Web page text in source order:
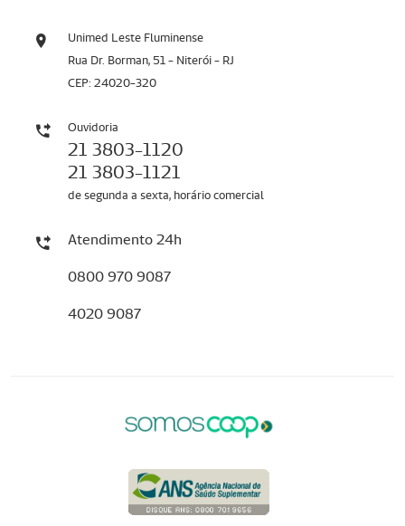
Unimed Leste Fluminense
Rua Dr. Borman, 51 - Niterói - RJ
CEP: 24020-320
Ouvidoria
21 3803-1120
21 3803-1121
de segunda a sexta, horário comercial
Atendimento 24h
0800 970 9087
4020 9087